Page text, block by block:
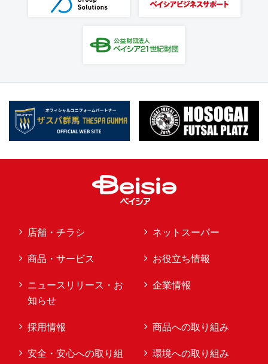
店舗・チラシ ネットスーパー
商品・サービス お役立ち情報
ニュースリリース・お
知らせ
企業情報
採用情報 商品への取り組み
安全・安心への取り組
環境への取り組み